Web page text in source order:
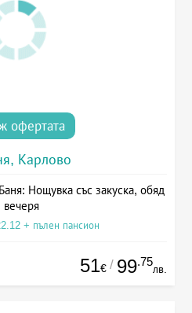
офертата
Карлово
Нощувка със закуска, обяд
вечеря
+ пълен пансион
51€ / 99.75
лв.